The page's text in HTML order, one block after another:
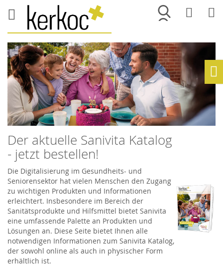
Merkliste
Der aktuelle Sanivita Katalog
- jetzt bestellen!
Die Digitalisierung im Gesundheits- und
Seniorensektor hat vielen Menschen den Zugang
zu wichtigen Produkten und Informationen
erleichtert. Insbesondere im Bereich der
Sanitätsprodukte und Hilfsmittel bietet Sanivita
eine umfassende Palette an Produkten und
Lösungen an. Diese Seite bietet Ihnen alle
notwendigen Informationen zum Sanivita Katalog,
der sowohl online als auch in physischer Form
erhältlich ist.